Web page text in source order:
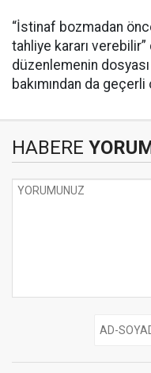
“İstinaf bozmadan
tahliye kararı verebilir”
düzenlemenin
bakımından da
HABERE